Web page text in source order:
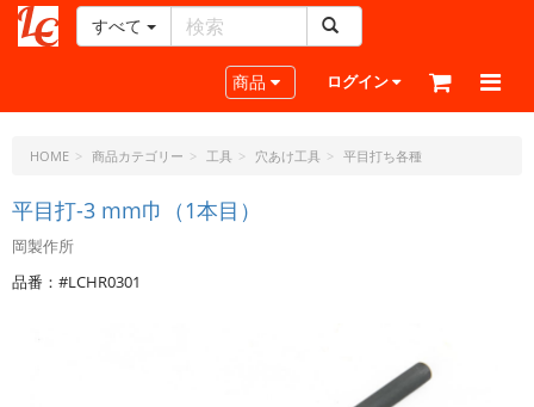
ー
ラ
ト・
ド
ッ
ト・
すべて
Toggle navigation
商品 ログイン
HOME 商品カテゴリー 工具 穴あけ工具 平目打ち各種
平目打-3 mm巾（1本目）
岡製作所
品番：#LCHR0301